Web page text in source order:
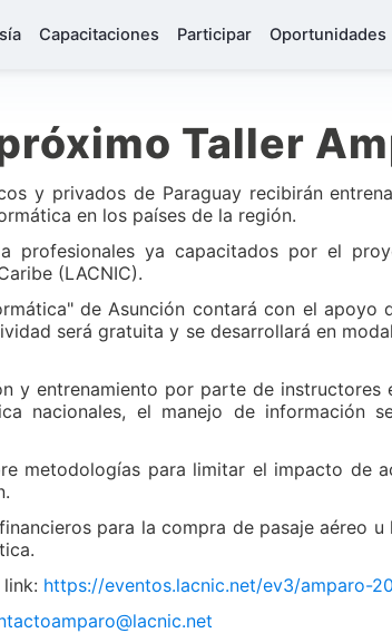
Capacitaciones Participar Oportunidades
Taller
y privados de Paraguay recibirán
en los países de la región.
profesionales ya capacitados por el
(LACNIC).
de Asunción contará con el apoyo
será gratuita y se desarrollará en
y entrenamiento por parte de
nacionales, el manejo de información
metodologías para limitar el impacto de
para la compra de pasaje aéreo
https://eventos.lacnic.net/ev3/amparo-